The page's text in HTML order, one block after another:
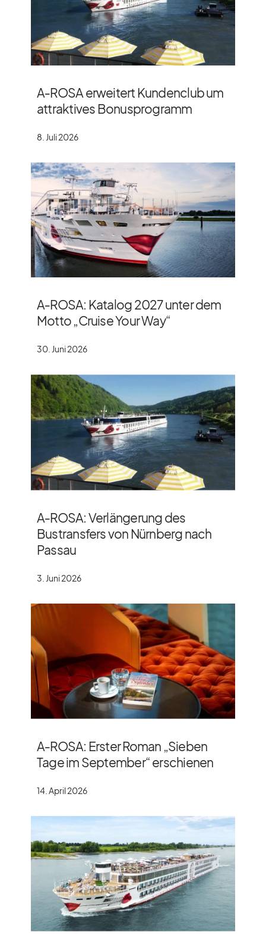
A‑ROSA erweitert Kundenclub um
attraktives Bonusprogramm
8. Juli 2026
A‑ROSA: Katalog 2027 unter dem
Motto „Cruise Your Way“
30. Juni 2026
A‑ROSA: Verlängerung des
Bustransfers von Nürnberg nach
Passau
3. Juni 2026
A‑ROSA: Erster Roman „Sieben
Tage im September“ erschienen
14. April 2026